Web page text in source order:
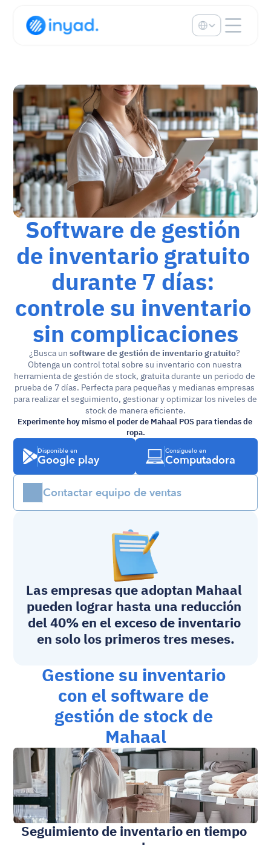
Software de gestión
de inventario gratuito
durante 7 días:
controle su inventario
sin complicaciones
¿Busca un software de gestión de inventario gratuito?
Obtenga un control total sobre su inventario con nuestra
herramienta de gestión de stock, gratuita durante un periodo de
prueba de 7 días. Perfecta para pequeñas y medianas empresas
para realizar el seguimiento, gestionar y optimizar los niveles de
stock de manera eficiente.
Experimente hoy mismo el poder de Mahaal POS para tiendas de
ropa.
Disponible en
Google play
Consíguelo en
Computadora
Contactar equipo de ventas
Las empresas que adoptan Mahaal
pueden lograr hasta una reducción
del 40% en el exceso de inventario
en solo los primeros tres meses.
Gestione su inventario
con el software de
gestión de stock de
Mahaal
Seguimiento de inventario en tiempo
Select Language